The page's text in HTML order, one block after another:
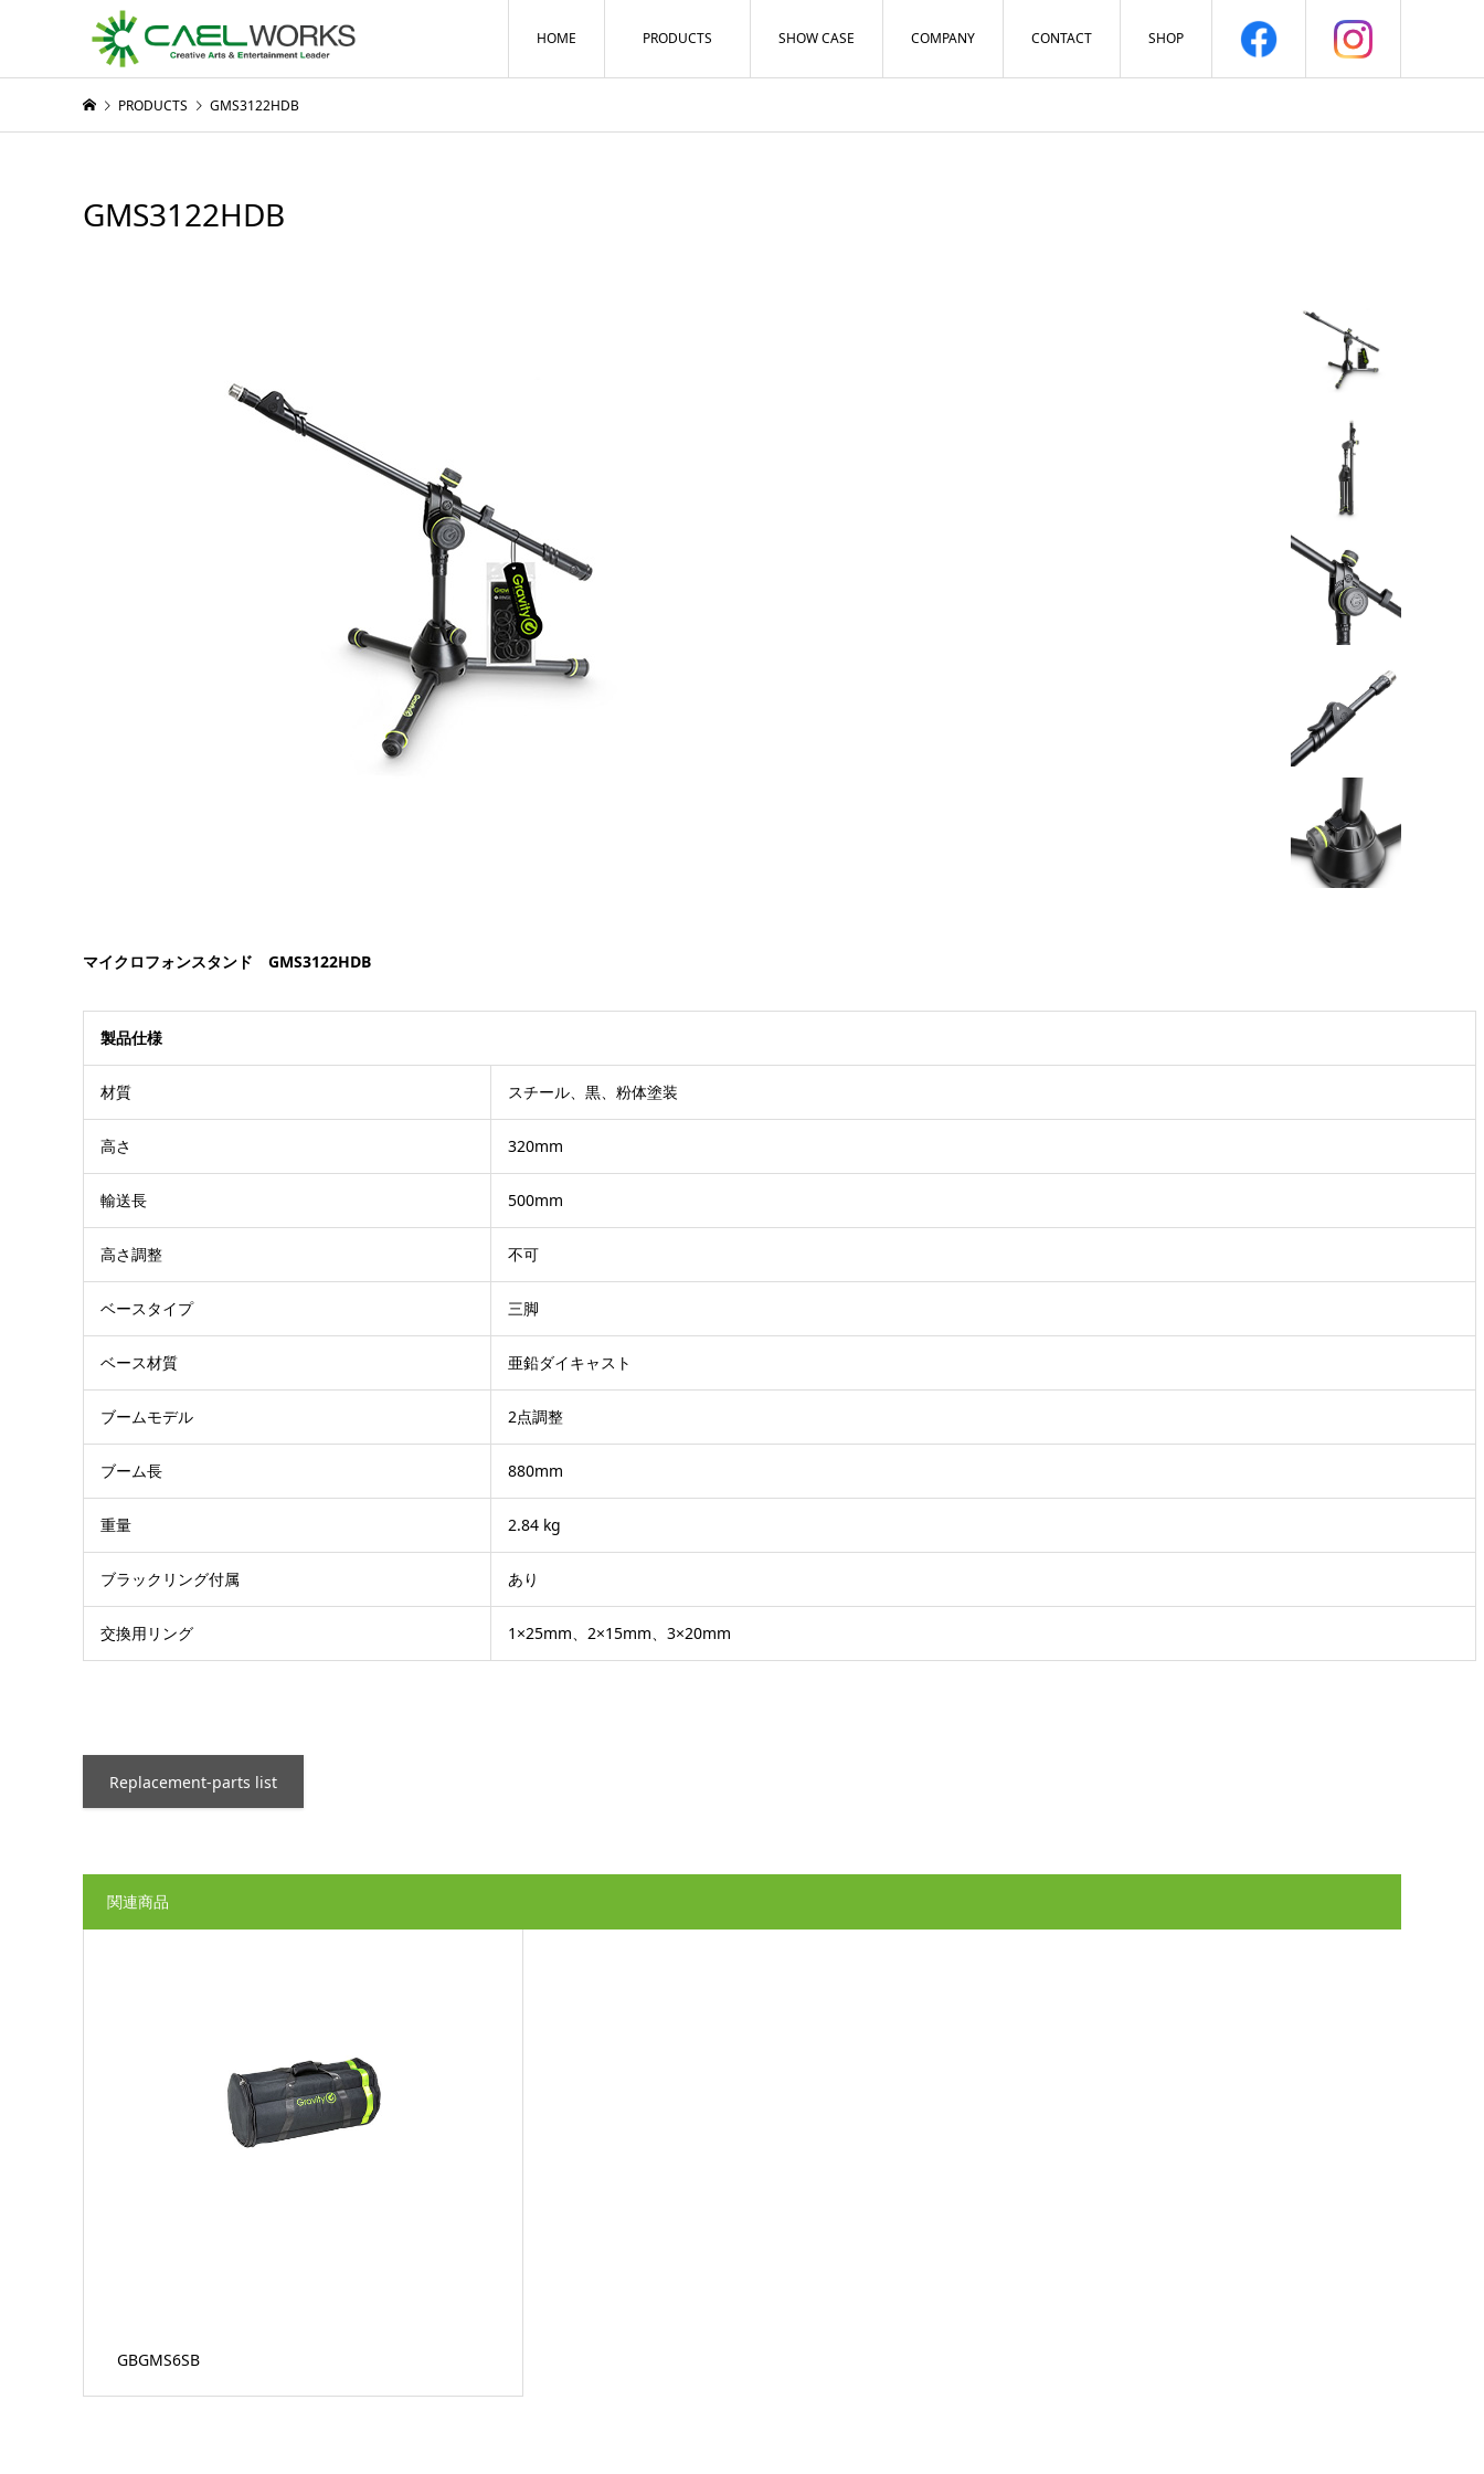
HOME PRODUCTS SHOW CASE COMPANY CONTACT SHOP
PRODUCTS GMS3122HDB
GMS3122HDB
マイクロフォンスタンド GMS3122HDB
製品仕様
材質 スチール、黒、粉体塗装
高さ 320mm
輸送長 500mm
高さ調整 不可
ベースタイプ 三脚
ベース材質 亜鉛ダイキャスト
ブームモデル 2点調整
ブーム長 880mm
重量 2.84 kg
ブラックリング付属 あり
交換用リング 1×25mm、2×15mm、3×20mm
Replacement-parts list
関連商品
GBGMS6SB